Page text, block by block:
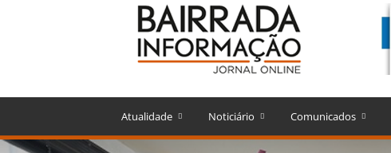
Bairrada
Informação
Atualidade Noticiário Comunicados